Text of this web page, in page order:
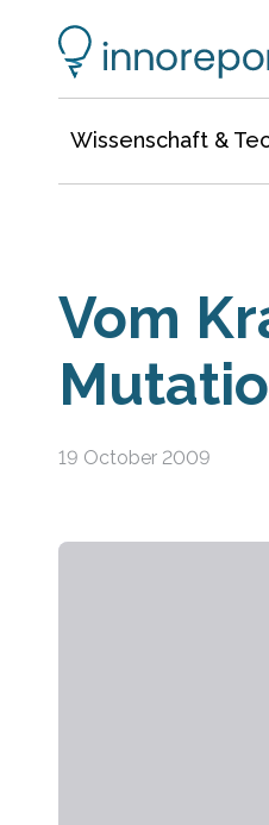
Wissenschaft &
Vom
19 October 2009